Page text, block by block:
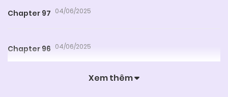
Chapter 97 04/06/2025
Chapter 96 04/06/2025
04/06/2025Xem thêm